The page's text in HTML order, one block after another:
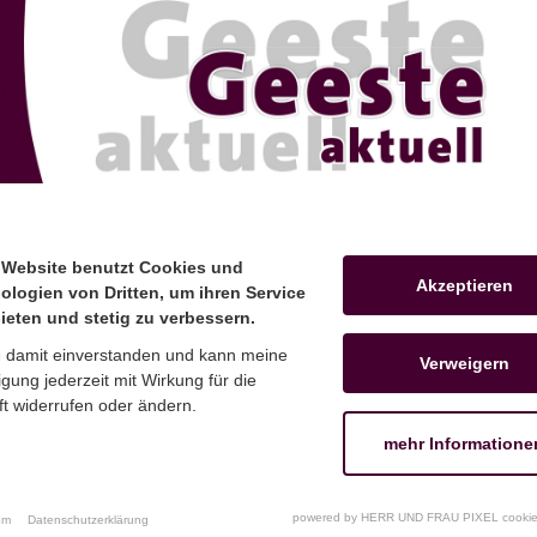
MITGLIEDER ÜBER UNS
Website benutzt Cookies und
von Dritten, um ihren Service
und stetig zu verbessern.
damit einverstanden und kann meine
jederzeit mit Wirkung für die
widerrufen oder ändern.
Akzeptieren
Verweigern
mehr
Datenschutzerklärung powered by HERR UND FRAU PIXEL
Website benutzt Cookies und
von Dritten, um ihren Service
und stetig zu verbessern.
damit einverstanden und kann meine
jederzeit mit Wirkung für die
widerrufen oder ändern.
Akzeptieren
Verweigern
mehr
Datenschutzerklärung powered by HERR UND FRAU PIXEL